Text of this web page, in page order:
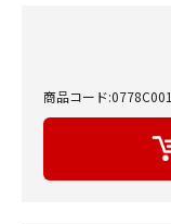
商品コード:0778C001